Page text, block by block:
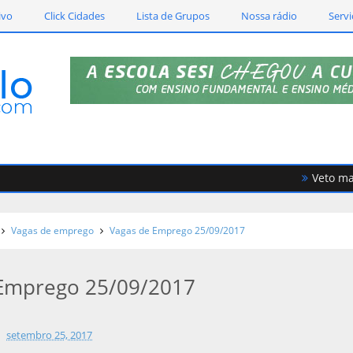
Click Cidades Lista de Grupos Nossa rádio
Veto
Vagas de emprego Vagas de Emprego 25/09/2017
25/09/2017
setembro 25, 2017